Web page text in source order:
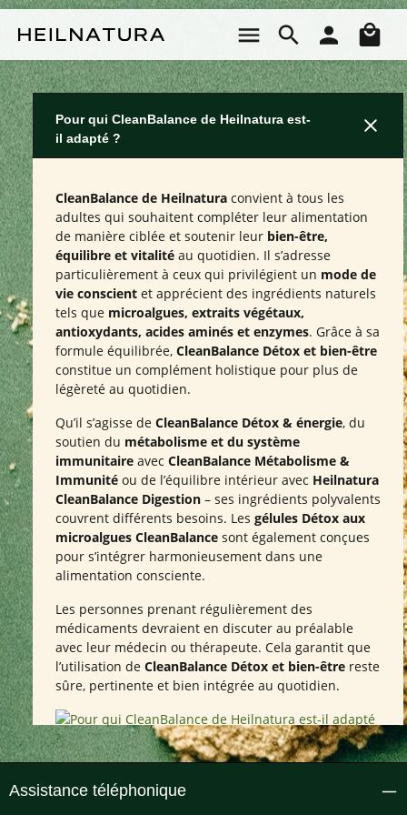
Pour qui CleanBalance de Heilnatura est-
il adapté ?
CleanBalance de Heilnatura convient à tous les
adultes qui souhaitent compléter leur alimentation
de manière ciblée et soutenir leur bien-être,
équilibre et vitalité au quotidien. Il s’adresse
particulièrement à ceux qui privilégient un mode de
vie conscient et apprécient des ingrédients naturels
tels que microalgues, extraits végétaux,
antioxydants, acides aminés et enzymes. Grâce à sa
formule équilibrée, CleanBalance Détox et bien-être
constitue un complément holistique pour plus de
légèreté au quotidien.
Qu’il s’agisse de CleanBalance Détox & énergie, du
soutien du métabolisme et du système
immunitaire avec CleanBalance Métabolisme &
Immunité ou de l’équilibre intérieur avec Heilnatura
CleanBalance Digestion – ses ingrédients polyvalents
couvrent différents besoins. Les gélules Détox aux
microalgues CleanBalance sont également conçues
pour s’intégrer harmonieusement dans une
alimentation consciente.
Les personnes prenant régulièrement des
médicaments devraient en discuter au préalable
avec leur médecin ou thérapeute. Cela garantit que
l’utilisation de CleanBalance Détox et bien-être reste
sûre, pertinente et bien intégrée au quotidien.
Assistance téléphonique